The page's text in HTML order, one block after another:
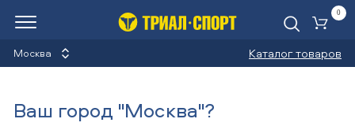
Москва Каталог товаров
0
Ваш город "Москва"?